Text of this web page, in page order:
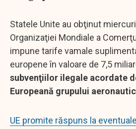
Statele Unite au obţinut
Organizaţiei Mondiale a
impune tarife vamale
europene în valoare de 7,5
subvenţiilor ilegale acordate
Europeană grupului
UE promite răspuns la